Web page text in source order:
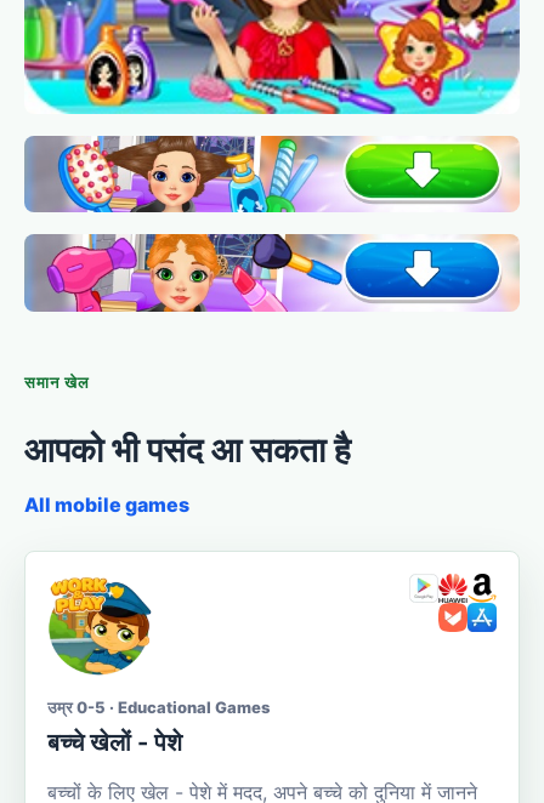
समान खेल
आपको भी पसंद आ सकता है
All mobile games
उम्र 0-5 · Educational Games
बच्चे खेलों - पेशे
बच्चों के लिए खेल - पेशे में मदद, अपने बच्चे को दुनिया में जानने